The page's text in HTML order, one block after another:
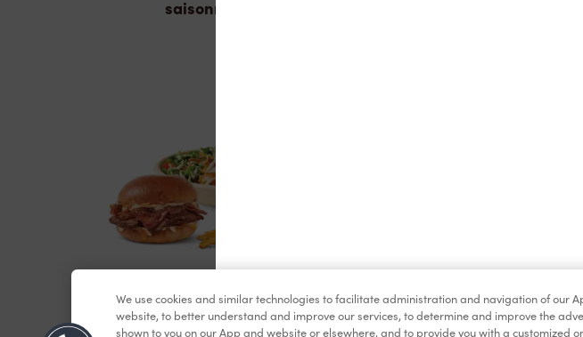
saisonniers
Dîner et souper Pâtisseries
We use cookies and similar technologies to facilitate administration and navigation of our
website, to better understand and improve our services, to determine and improve the
shown to you on our App and website or elsewhere, and to provide you with a customized